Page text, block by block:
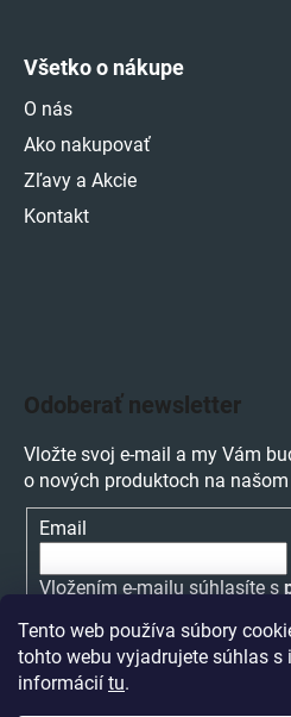
Tento web používa súbory
tohto webu vyjadrujete súhlas
informácií tu.
Všetko o nákupe
O nás
Ako nakupovať
Zľavy a Akcie
Kontakt
Odoberať newsletter
Vložte svoj e-mail a my Vám
o nových produktoch na našom
Email
Vložením e-mailu súhlasíte s
PRIHLÁSIŤ SA